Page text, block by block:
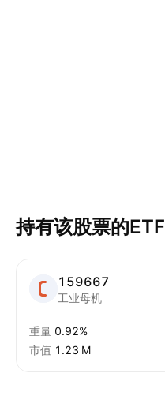
持有该股票的ETF
159667
工业母机
重量 0.92%
市值 ‪1.23 M‬